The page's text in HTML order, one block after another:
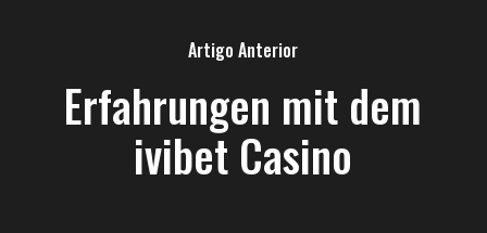
Artigo Anterior
Erfahrungen mit dem
ivibet Casino